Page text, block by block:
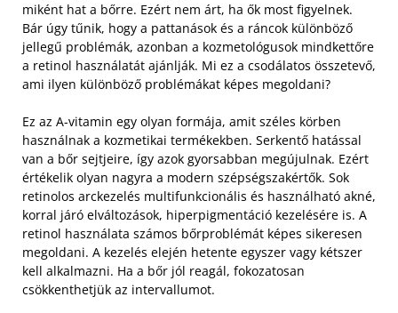
miként hat a bőrre. Ezért nem árt, ha ők most figyelnek.
Bár úgy tűnik, hogy a pattanások és a ráncok különböző
jellegű problémák, azonban a kozmetológusok mindkettőre
a retinol használatát ajánlják. Mi ez a csodálatos összetevő,
ami ilyen különböző problémákat képes megoldani?
Ez az A-vitamin egy olyan formája, amit széles körben
használnak a kozmetikai termékekben. Serkentő hatással
van a bőr sejtjeire, így azok gyorsabban megújulnak. Ezért
értékelik olyan nagyra a modern szépségszakértők. Sok
retinolos arckezelés multifunkcionális és használható akné,
korral járó elváltozások, hiperpigmentáció kezelésére is. A
retinol használata számos bőrproblémát képes sikeresen
megoldani. A kezelés elején hetente egyszer vagy kétszer
kell alkalmazni. Ha a bőr jól reagál, fokozatosan
csökkenthetjük az intervallumot.